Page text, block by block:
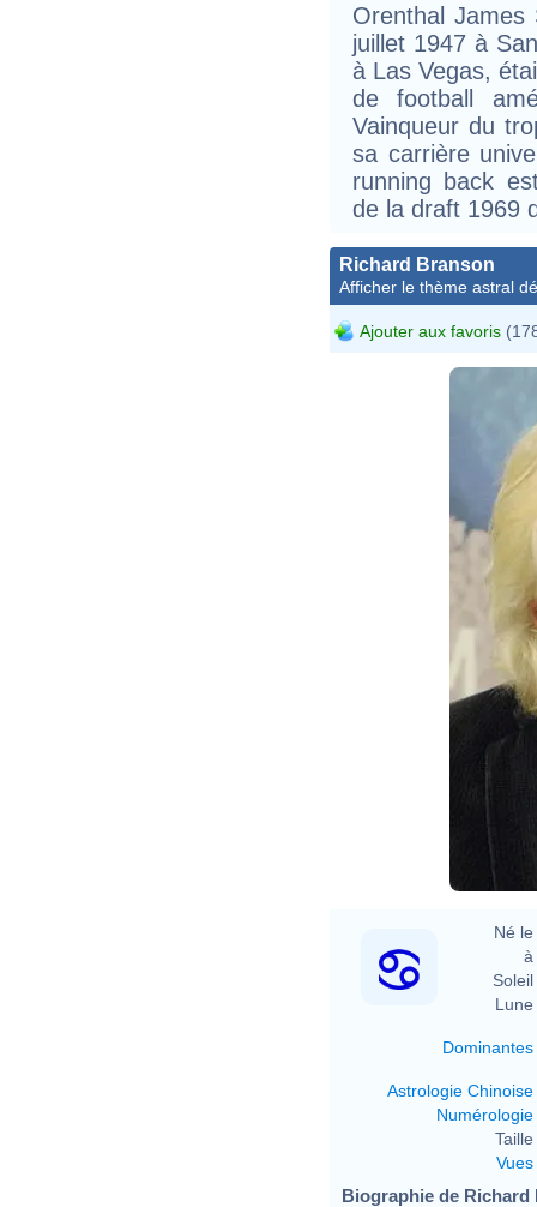
Orenthal
juillet 1947 à
à Las Vegas,
de football
Vainqueur du
sa carrière
running back
de la draft 1969
Richard Branson
Afficher le thème astral
Ajouter aux favoris
Né le
à
Soleil
Lune
Dominantes
Astrologie Chinoise
Numérologie
Taille
Vues
Biographie de